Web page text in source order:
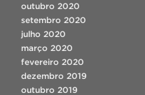
outubro 2020
setembro 2020
julho 2020
março 2020
fevereiro 2020
dezembro 2019
outubro 2019